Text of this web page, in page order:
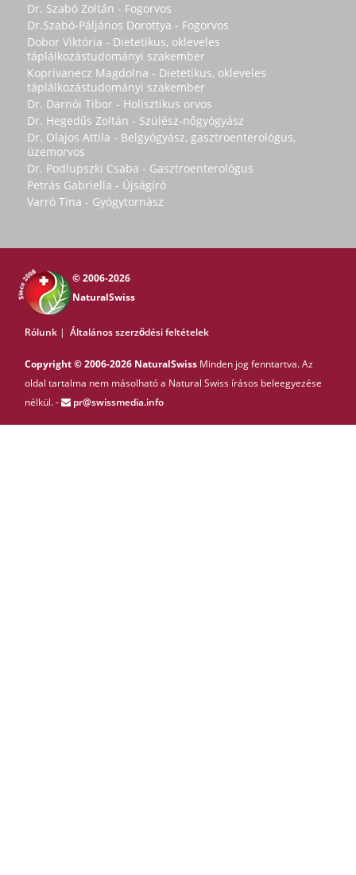
Dr. Szabó Zoltán - Fogorvos
Dr.Szabó-Páljános Dorottya - Fogorvos
Dobor Viktória - Dietetikus, okleveles
táplálkozástudományi szakember
Koprivanecz Magdolna - Dietetikus, okleveles
táplálkozástudományi szakember
Dr. Darnói Tibor - Holisztikus orvos
Dr. Hegedűs Zoltán - Szülész-nőgyógyász
Dr. Olajos Attila - Belgyógyász, gasztroenterológus,
üzemorvos
Dr. Podlupszki Csaba - Gasztroenterológus
Petrás Gabriella - Újságíró
Varró Tina - Gyógytornász
© 2006-2026
NaturalSwiss
Rólunk | Általános szerződési feltételek
Copyright © 2006-2026 NaturalSwiss Minden jog fenntartva. Az
oldal tartalma nem másolható a Natural Swiss írásos beleegyezése
nélkül. -
pr@swissmedia.info